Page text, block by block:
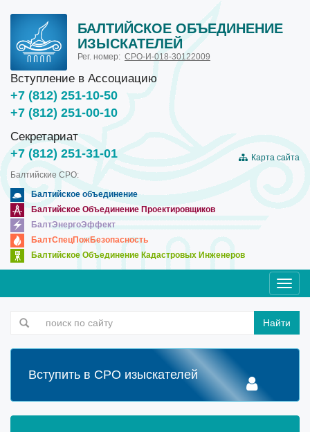
БАЛТИЙСКОЕ ОБЪЕДИНЕНИЕ
ИЗЫСКАТЕЛЕЙ
Рег. номер: СРО-И-018-30122009
Вступление в Ассоциацию
+7 (812) 251-10-50
+7 (812) 251-00-10
Секретариат
+7 (812) 251-31-01
Карта сайта
Балтийские СРО:
Балтийское объединение
Балтийское Объединение Проектировщиков
БалтЭнергоЭффект
БалтСпецПожБезопасность
Балтийское Объединение Кадастровых Инженеров
Найти
Вступить в СРО изыскателей